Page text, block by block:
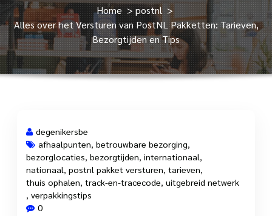
Home>postnl>
Alles over het Versturen van PostNL Pakketten: Tarieven,
Bezorgtijden en Tips
27 jul, 2025
degenikersbe
afhaalpunten betrouwbare bezorging
bezorglocaties bezorgtijden internationaal
nationaal postnl pakket versturen tarieven
thuis ophalen track-en-tracecode uitgebreid netwerk
verpakkingstips
0